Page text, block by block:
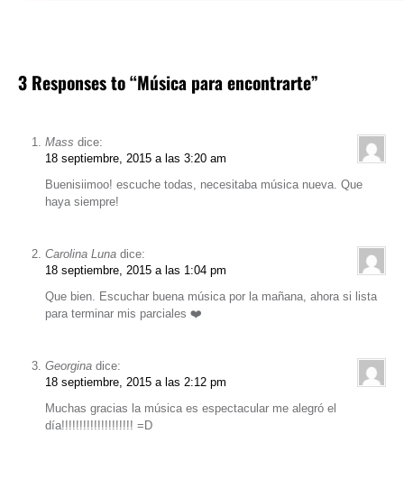
3 Responses to “Música para encontrarte”
Mass dice:
18 septiembre, 2015 a las 3:20 am
Buenisiimoo! escuche todas, necesitaba música nueva. Que
haya siempre!
Carolina Luna dice:
18 septiembre, 2015 a las 1:04 pm
Que bien. Escuchar buena música por la mañana, ahora si lista
para terminar mis parciales ❤️
Georgina dice:
18 septiembre, 2015 a las 2:12 pm
Muchas gracias la música es espectacular me alegró el
día!!!!!!!!!!!!!!!!!!!! =D